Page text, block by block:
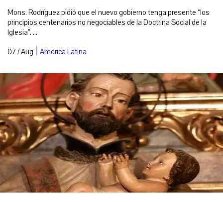
Mons. Rodríguez pidió que el nuevo gobierno tenga presente “los
principios centenarios no negociables de la Doctrina Social de la
Iglesia”. ...
07 / Aug | América Latina